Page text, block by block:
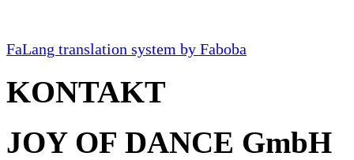
FaLang translation system by Faboba
KONTAKT
JOY OF DANCE GmbH